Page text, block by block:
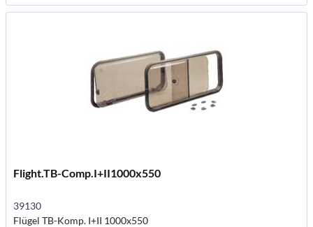
Flight.TB-Comp.I+II1000x550
39130
Flügel TB-Komp. I+II 1000x550